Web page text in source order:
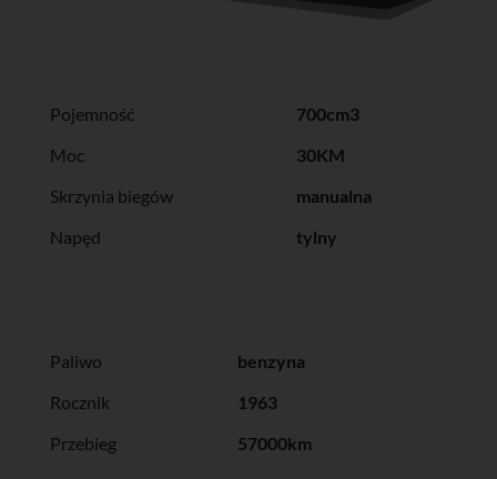
Pojemność
700cm3
Moc
30KM
Skrzynia biegów
manualna
Napęd
tylny
Paliwo
benzyna
Rocznik
1963
Przebieg
57000km